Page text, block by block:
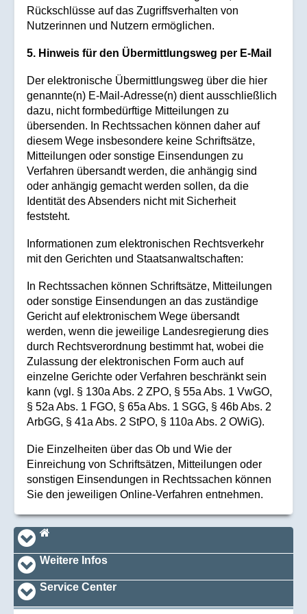
Rückschlüsse auf das Zugriffsverhalten von
Nutzerinnen und Nutzern ermöglichen.
5. Hinweis für den Übermittlungsweg per E-Mail
Der elektronische Übermittlungsweg über die hier
genannte(n) E-Mail-Adresse(n) dient ausschließlich
dazu, nicht formbedürftige Mitteilungen zu
übersenden. In Rechtssachen können daher auf
diesem Wege insbesondere keine Schriftsätze,
Mitteilungen oder sonstige Einsendungen zu
Verfahren übersandt werden, die anhängig sind
oder anhängig gemacht werden sollen, da die
Identität des Absenders nicht mit Sicherheit
feststeht.
Informationen zum elektronischen Rechtsverkehr
mit den Gerichten und Staatsanwaltschaften:
In Rechtssachen können Schriftsätze, Mitteilungen
oder sonstige Einsendungen an das zuständige
Gericht auf elektronischem Wege übersandt
werden, wenn die jeweilige Landesregierung dies
durch Rechtsverordnung bestimmt hat, wobei die
Zulassung der elektronischen Form auch auf
einzelne Gerichte oder Verfahren beschränkt sein
kann (vgl. § 130a Abs. 2 ZPO, § 55a Abs. 1 VwGO,
§ 52a Abs. 1 FGO, § 65a Abs. 1 SGG, § 46b Abs. 2
ArbGG, § 41a Abs. 2 StPO, § 110a Abs. 2 OWiG).
Die Einzelheiten über das Ob und Wie der
Einreichung von Schriftsätzen, Mitteilungen oder
sonstigen Einsendungen in Rechtssachen können
Sie den jeweiligen Online-Verfahren entnehmen.
Navi_footer
Startseite
Weitere Infos
Service Center